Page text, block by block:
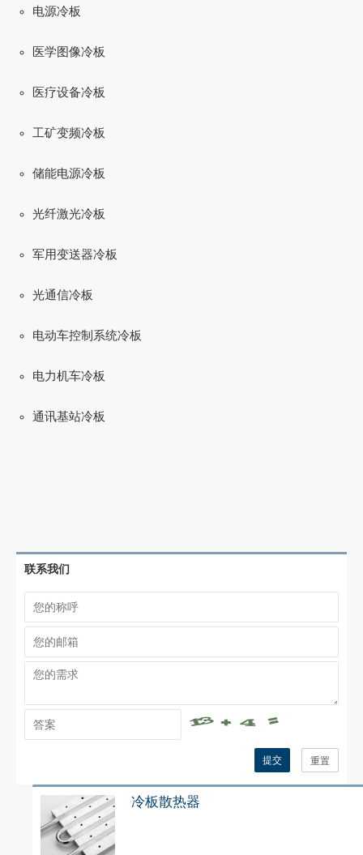
电源冷板
医学图像冷板
医疗设备冷板
工矿变频冷板
储能电源冷板
光纤激光冷板
军用变送器冷板
光通信冷板
电动车控制系统冷板
电力机车冷板
通讯基站冷板
联系我们
提交 重置
冷板散热器